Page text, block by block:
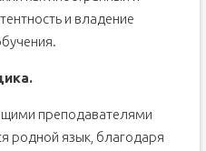
и владение
преподавателями
родной язык, благодаря